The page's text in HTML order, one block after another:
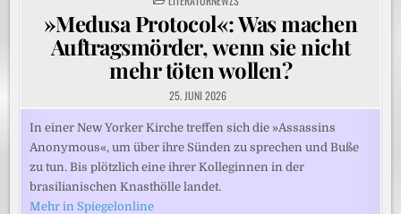
IN
»Medusa Protocol«: Was machen
Auftragsmörder, wenn sie nicht
mehr töten wollen?
25. JUNI 2026
In einer New Yorker Kirche treffen sich die »Assassins
Anonymous«, um über ihre Sünden zu sprechen und Buße
zu tun. Bis plötzlich eine ihrer Kolleginnen in der
brasilianischen Knasthölle landet.
Mehr in Spiegelonline